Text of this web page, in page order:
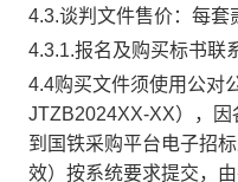
4.3.谈判文件售价：每套
4.3.1.报名及购买标书联
4.4购买文件须使用公对
JTZB2024XX-XX），因
到国铁采购平台电子招
效）按系统要求提交，